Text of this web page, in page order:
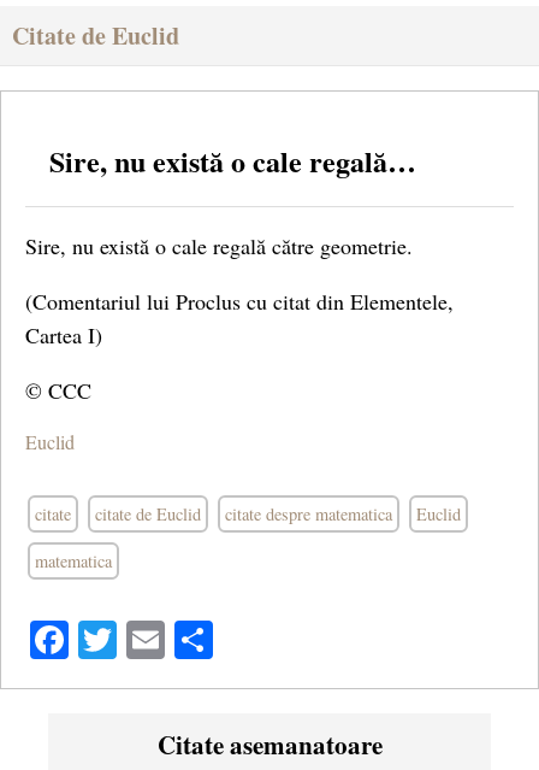
Citate de Euclid
Sire, nu există o cale regală…
Sire, nu există o cale regală către geometrie.
(Comentariul lui Proclus cu citat din Elementele,
Cartea I)
© CCC
Euclid
citate citate de Euclid citate despre matematica Euclid
matematica
Facebook
Twitter
Email
Citate asemanatoare